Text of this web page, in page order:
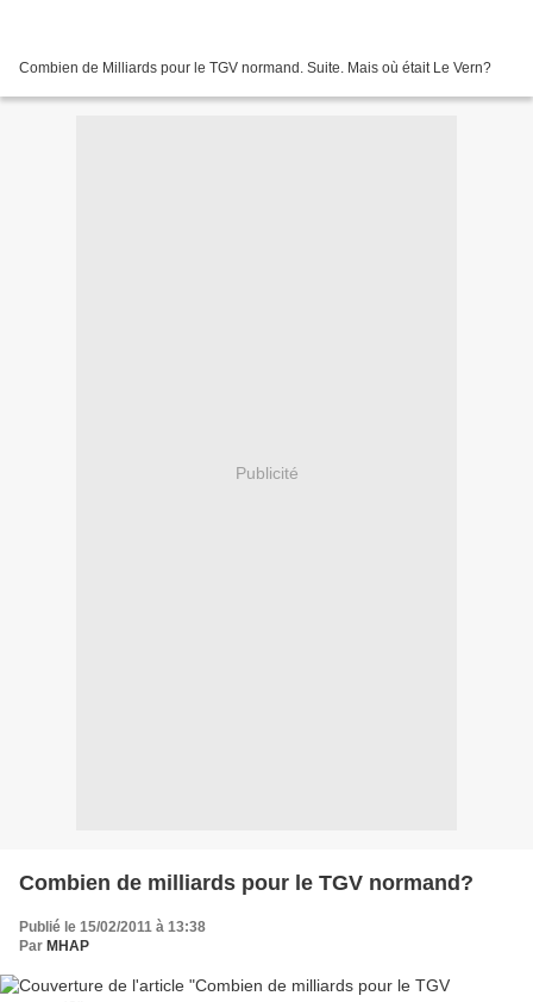
Combien de Milliards pour le TGV normand. Suite. Mais où était Le Vern?
Publicité
Combien de milliards pour le TGV normand?
Publié le 15/02/2011 à 13:38
Par MHAP